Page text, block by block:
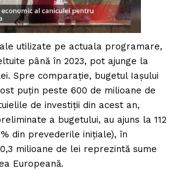
utilizate pe actuala programare,
până în 2023, pot ajunge la
Spre comparație, bugetul Iașului
puțin peste 600 de milioane de
de investiții din acest an,
a bugetului, au ajuns la 112
din prevederile inițiale), în
milioane de lei reprezintă sume
Europeană.